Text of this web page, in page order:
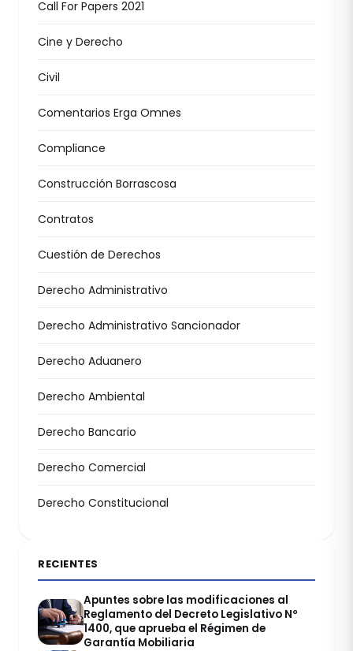
Call For Papers 2021
Cine y Derecho
Civil
Comentarios Erga Omnes
Compliance
Construcción Borrascosa
Contratos
Cuestión de Derechos
Derecho Administrativo
Derecho Administrativo Sancionador
Derecho Aduanero
Derecho Ambiental
Derecho Bancario
Derecho Comercial
Derecho Constitucional
RECIENTES
Apuntes sobre las modificaciones al
Reglamento del Decreto Legislativo Nº
1400, que aprueba el Régimen de
Garantía Mobiliaria